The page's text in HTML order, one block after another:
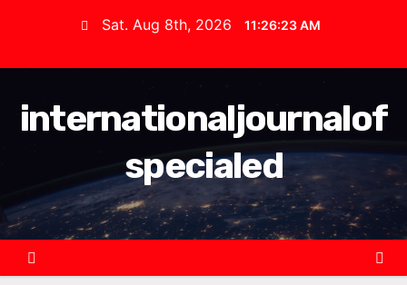
t
Sat. Aug 8th, 2026 11:26:24 AM
internationaljournalof
specialed